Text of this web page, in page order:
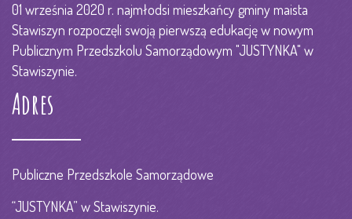
01 września 2020 r. najmłodsi mieszkańcy gminy maista
Stawiszyn rozpoczęli swoją pierwszą edukację w nowym
Publicznym Przedszkolu Samorządowym "JUSTYNKA" w
Stawiszynie.
Adres
Publiczne Przedszkole Samorządowe
“JUSTYNKA” w Stawiszynie.